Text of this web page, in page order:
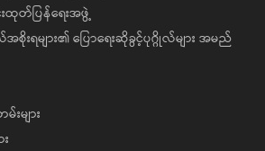
ထုတ်ပြန်ရေးအဖွဲ့
းရများ၏ ပြောရေးဆိုခွင့်ပုဂ္ဂိုလ်များ အမည်
များ